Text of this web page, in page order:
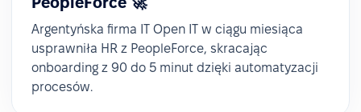
Dzięki PeopleForce pracownicy – również fizyczni –
zyskali narzędzie do łatwego wnioskowania o
nieobecności oraz wgląd w aktualności firmowe, a
wszystko to z poziomu aplikacji na telefonie.
Argentyńska firma IT Open IT w ciągu miesiąca
usprawniła HR z PeopleForce, skracając
onboarding z 90 do 5 minut dzięki automatyzacji
procesów.